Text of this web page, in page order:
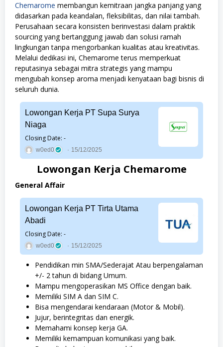
Chemarome membangun kemitraan jangka panjang yang
didasarkan pada keandalan, fleksibilitas, dan nilai tambah.
Perusahaan secara konsisten berinvestasi dalam praktik
sourcing yang bertanggung jawab dan solusi ramah
lingkungan tanpa mengorbankan kualitas atau kreativitas.
Melalui dedikasi ini, Chemarome terus memperkuat
reputasinya sebagai mitra strategis yang mampu
mengubah konsep aroma menjadi kenyataan bagi bisnis di
seluruh dunia.
Lowongan Kerja PT Supa Surya
Niaga
Closing Date: -
w0ed0 15/12/2025
Lowongan Kerja Chemarome
General Affair
Lowongan Kerja PT Tirta Utama
Abadi
Closing Date: -
w0ed0 15/12/2025
Pendidikan min SMA/Sederajat Atau berpengalaman
+/- 2 tahun di bidang Umum.
Mampu mengoperasikan MS Office dengan baik.
Memiliki SIM A dan SIM C.
Bisa mengendarai kendaraan (Motor & Mobil).
Jujur, berintegritas dan energik.
Memahami konsep kerja GA.
Memiliki kemampuan komunikasi yang baik.